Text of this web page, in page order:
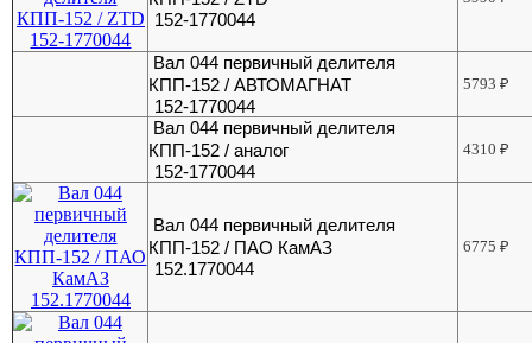
152-1770044
Вал 044 первичный делителя
КПП-152 / АВТОМАГНАТ
152-1770044
5793₽
Вал 044 первичный делителя
КПП-152 / аналог
152-1770044
4310₽
Вал 044 первичный делителя
КПП-152 / ПАО КамАЗ
152.1770044
6775₽